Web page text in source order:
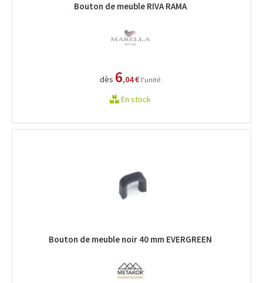
Bouton de meuble RIVA RAMA
dès 6,04 € l'unité
En stock
Bouton de meuble noir 40 mm EVERGREEN